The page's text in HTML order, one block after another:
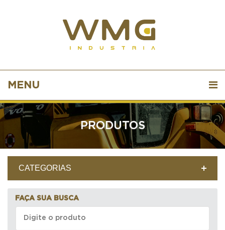
MENU
PRODUTOS
CATEGORIAS
FAÇA SUA BUSCA